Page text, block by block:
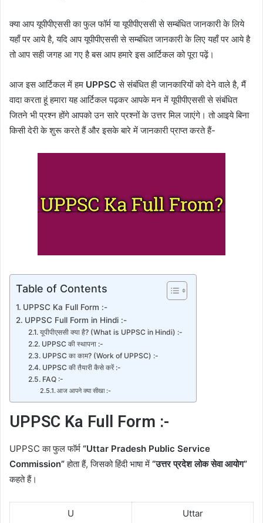
क्या आप यूपीपीएससी का फुल फॉर्म या यूपीपीएससी से सम्बंधित जानकारी के लिये
यहाँ पर आये है, यदि आप यूपीपीएससी से सम्बंधित जानकारी के लिए यहाँ पर आये है
तो आप सही जगह आ गए है बस आप हमारे इस आर्टिकल को पूरा पढ़ें।
आज इस आर्टिकल में हम UPPSCसे संबंधित ही जानकारियों को देने वाले है,मैं
वादा करता हूं हमारा यह आर्टिकल पढ़कर आपके मन में यूपीपीएससी से संबंधित
जितने भी प्रश्न होंगे आपको उन सारे प्रश्नों के उत्तर मिल जाएंगे। तो आइये बिना
किसी देरी के शुरू करते हैं और इसके बारे में जानकारी प्राप्त करते हैं-
Table of Contents
UPPSC Ka Full Form :-
UPPSC Full Form in Hindi :-
यूपीपीएससी क्या है? (What is UPPSC in Hindi) :-
UPPSC की स्थापना :-
UPPSC का काम? (Work of UPPSC) :-
UPPSC की तैयारी कैसे करें :-
FAQ :-
आज आपने क्या सीखा :-
UPPSC Ka Full Form :-
UPPSC का फुल फॉर्म “Uttar Pradesh Public Service
Commission”होता हैं, जिसको हिंदी भाषा में “उत्तर प्रदेश लोक सेवा आयोग”
कहते हैं।
U Uttar